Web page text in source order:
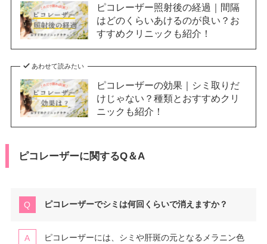
ピコレーザー照射後の経過｜間隔
はどのくらいあけるのが良い？お
すすめクリニックも紹介！
あわせて読みたい
ピコレーザーの効果｜シミ取りだ
けじゃない？種類とおすすめクリ
ニックも紹介！
ピコレーザーに関するQ＆A
ピコレーザーでシミは何回くらいで消えますか？
ピコレーザーには、シミや肝斑の元となるメラニン色